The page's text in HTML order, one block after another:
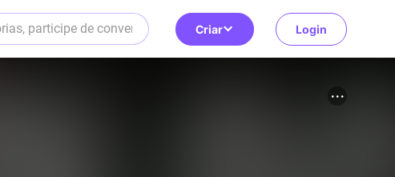
Criar Login